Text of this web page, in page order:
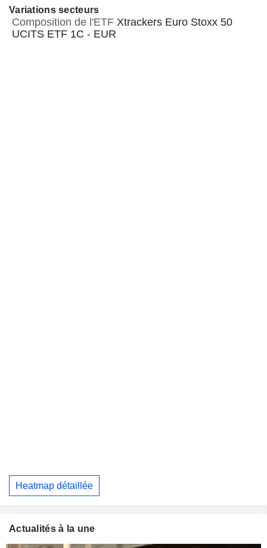
Variations secteurs
Composition de l'ETF Xtrackers Euro Stoxx 50
UCITS ETF 1C - EUR
Heatmap détaillée
Actualités à la une